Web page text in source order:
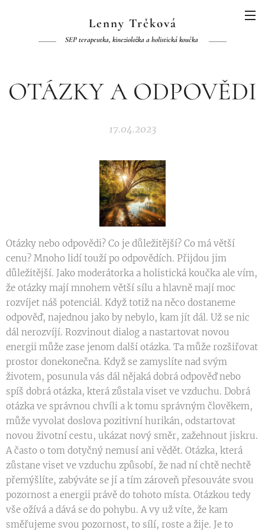
Lenny Trčková
SEP terapeutka, kinezioložka a holistická koučka
OTÁZKY A ODPOVĚDI
17.04.2023
Otázky nebo odpovědi? Co je důležitější? Co má větší
cenu? Mnoho lidí touží po odpovědích. Přijdou jim
důležitější. Jako moderátorka a holistická koučka ale vím,
že otázky mají mnohem větší sílu a hlavně mají moc
rozvíjet náš potenciál. Když totiž na něco dostaneme
odpověď, najednou jako by nebylo, kam jít dál. Už se nic
dál nerozvíjí. Rozvinout dialog a nastartovat novou
energii může zase jenom další otázka. Ta může rozšiřovat
prostor donekonečna. Když se zamyslíte nad svým
životem, posunula vás dál nějaká dobrá odpověď nebo
spíš dobrá otázka, která zůstala viset ve vzduchu. Dobrá
otázka ve správnou chvíli a k tomu správným člověkem,
může vyvolat doslova pozitivní hurikán, odstartovat
novou životní cestu, ukázat nový směr, zažehnout jiskru.
A často o tom dotyčný nemusí ani vědět. Otázka, která
zůstane viset ve vzduchu způsobí, že nad ní chtě nechtě
přemýšlíte, zabýváte se jí a tím zároveň přesouváte svou
pozornost a energii právě do tohoto místa. Otázkou tedy
vše ožívá a dává se do pohybu. A vy už víte, že kam
směřujeme svou pozornost, to sílí, roste a žije. Je to